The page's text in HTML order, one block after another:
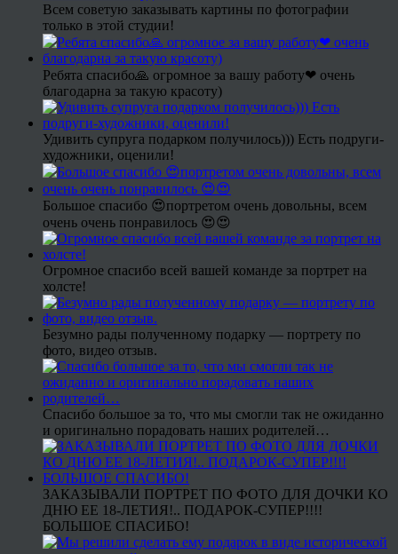
Всем советую заказывать картины по фотографии
только в этой студии!
Ребята спасибо🙏 огромное за вашу работу❤ очень
благодарна за такую красоту)
Удивить супруга подарком получилось))) Есть подруги-
художники, оценили!
Большое спасибо 😍портретом очень довольны, всем
очень очень понравилось 😍😍
Огромное спасибо всей вашей команде за портрет на
холсте!
Безумно рады полученному подарку — портрету по
фото, видео отзыв.
Спасибо большое за то, что мы смогли так не ожиданно
и оригинально порадовать наших родителей…
ЗАКАЗЫВАЛИ ПОРТРЕТ ПО ФОТО ДЛЯ ДОЧКИ КО
ДНЮ ЕЕ 18-ЛЕТИЯ!.. ПОДАРОК-СУПЕР!!!!
БОЛЬШОЕ СПАСИБО!